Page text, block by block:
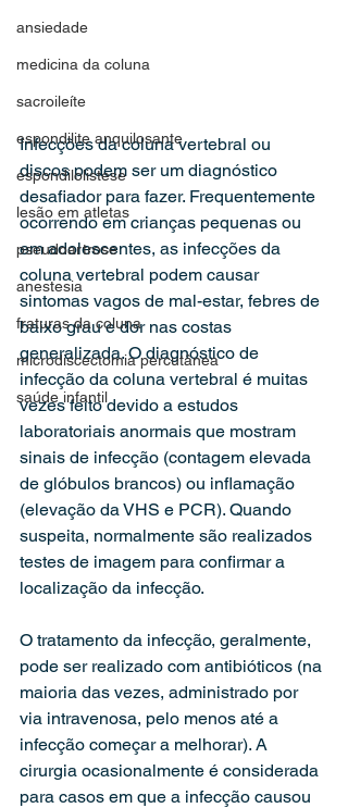
ansiedade
medicina da coluna
sacroileíte
espondilite anquilosante
espondilolistese
lesão em atletas
pseudoartrose
anestesia
fraturas da coluna
microdiscectomia percutânea
saúde infantil
Infecções da coluna vertebral ou
discos podem ser um diagnóstico
desafiador para fazer. Frequentemente
ocorrendo em crianças pequenas ou
em adolescentes, as infecções da
coluna vertebral podem causar
sintomas vagos de mal-estar, febres de
baixo grau e dor nas costas
generalizada. O diagnóstico de
infecção da coluna vertebral é muitas
vezes feito devido a estudos
laboratoriais anormais que mostram
sinais de infecção (contagem elevada
de glóbulos brancos) ou inflamação
(elevação da VHS e PCR). Quando
suspeita, normalmente são realizados
testes de imagem para confirmar a
localização da infecção.
O tratamento da infecção, geralmente,
pode ser realizado com antibióticos (na
maioria das vezes, administrado por
via intravenosa, pelo menos até a
infecção começar a melhorar). A
cirurgia ocasionalmente é considerada
para casos em que a infecção causou